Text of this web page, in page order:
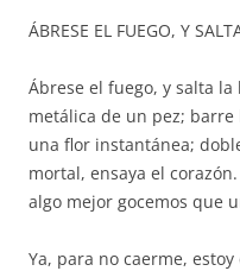
ÁBRESE EL FUEGO, Y
Ábrese el fuego, y salta
metálica de un pez; barre
una flor instantánea;
mortal, ensaya el
algo mejor gocemos que
Ya, para no caerme, estoy